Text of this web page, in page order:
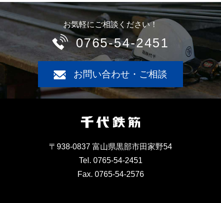
お気軽にご相談ください！
0765-54-2451
お問い合わせ・ご相談
〒938-0837 富山県黒部市田家野54
Tel. 0765-54-2451
Fax. 0765-54-2576